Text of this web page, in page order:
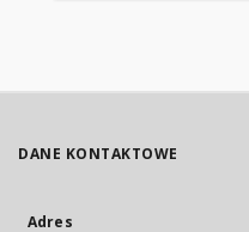
DANE KONTAKTOWE
Adres